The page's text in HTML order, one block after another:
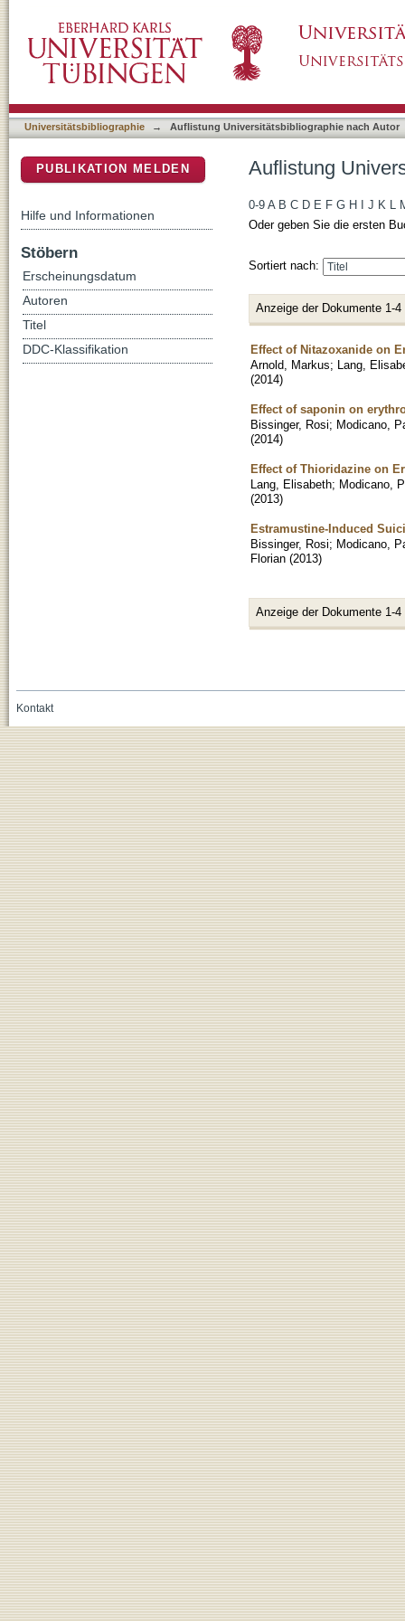
Universitätsbibliographie → Auflistung Universitätsbibliographie nach Autor
Auflistung
0-9 A B C D E F G H J K L
Oder geben Sie die ersten
Sortiert nach:
Anzeige der Dokumente 1-4
Effect of Nitazoxanide on
Arnold, Markus; Lang,
(2014)
Effect of saponin on
Bissinger, Rosi; Modicano,
(2014)
Effect of Thioridazine on
Lang, Elisabeth; Modicano,
(2013)
Estramustine-Induced
Bissinger, Rosi; Modicano,
Florian (2013)
Anzeige der Dokumente 1-4
PUBLIKATION MELDEN
Hilfe und Informationen
Stöbern
Erscheinungsdatum
Autoren
Titel
DDC-Klassifikation
Kontakt